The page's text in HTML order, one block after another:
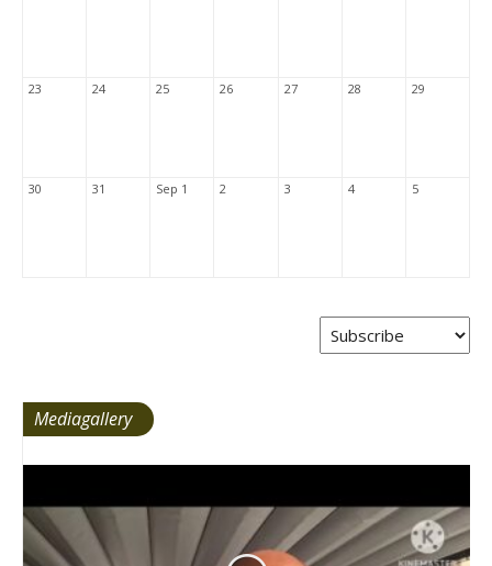
23 24 25 26 27 28 29
30 31 Sep 1 2 3 4 5
Mediagallery